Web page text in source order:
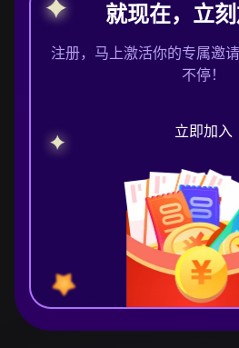
就现在，立刻
注册，马上激活你的专属邀
不停！
立即加入